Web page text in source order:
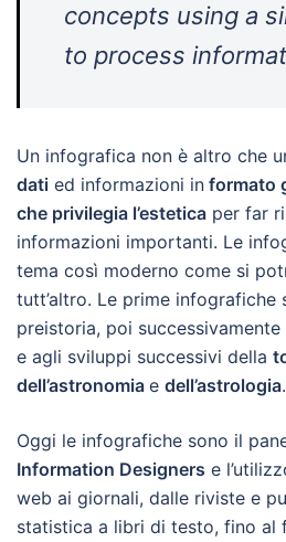
concepts using a
to process
Un infografica non è altro che
dati ed informazioni in formato
che privilegia l’estetica per far
informazioni importanti. Le
tema così moderno come si
tutt’altro. Le prime infografiche
preistoria, poi
e agli sviluppi successivi della
dell’astronomia e dell’astrologia.
Oggi le infografiche sono il
Information Designers e
web ai giornali, dalle riviste e
statistica a libri di testo, fino al